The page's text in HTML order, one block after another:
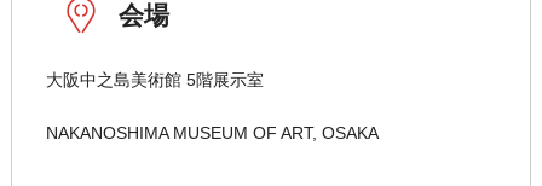
会場
大阪中之島美術館 5階展示室
NAKANOSHIMA MUSEUM OF ART, OSAKA